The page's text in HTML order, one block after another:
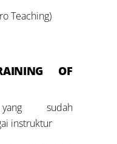
Teaching)
OF
sudah
instruktur